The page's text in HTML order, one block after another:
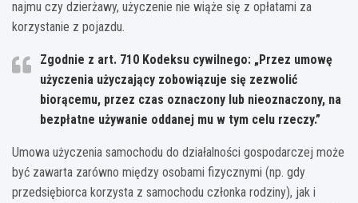
najmu czy dzierżawy, użyczenie nie wiąże się z opłatami za
korzystanie z pojazdu.
Zgodnie z art. 710 Kodeksu cywilnego: „Przez umowę
użyczenia użyczający zobowiązuje się zezwolić
biorącemu, przez czas oznaczony lub nieoznaczony, na
bezpłatne używanie oddanej mu w tym celu rzeczy.”
Umowa użyczenia samochodu do działalności gospodarczej może
być zawarta zarówno między osobami fizycznymi (np. gdy
przedsiębiorca korzysta z samochodu członka rodziny), jak i